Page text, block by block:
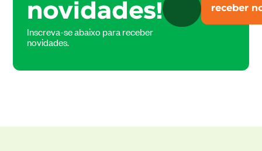
novidades!
Inscreva-se abaixo para receber
novidades.